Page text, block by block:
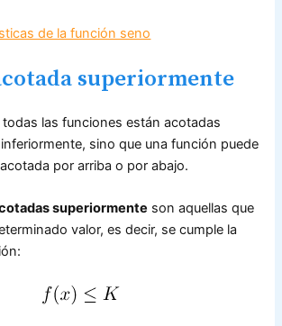
de la función seno
superiormente
las funciones están acotadas
sino que una función puede
por arriba o por abajo.
superiormente son aquellas que
valor, es decir, se cumple la